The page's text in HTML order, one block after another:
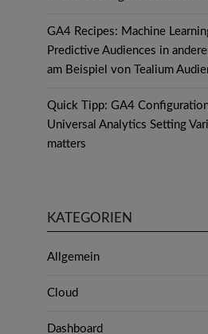
GA4 Recipes: Machine
Predictive Audiences in
am Beispiel von Tealium
Quick Tipp: GA4
Universal Analytics Setting
matters
KATEGORIEN
Allgemein
Cloud
Dashboard